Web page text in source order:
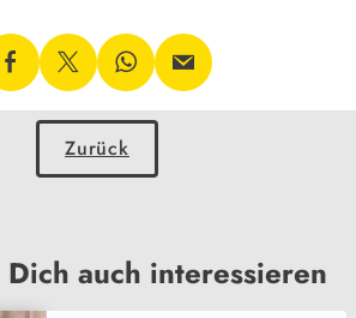
Zurück
auch interessieren